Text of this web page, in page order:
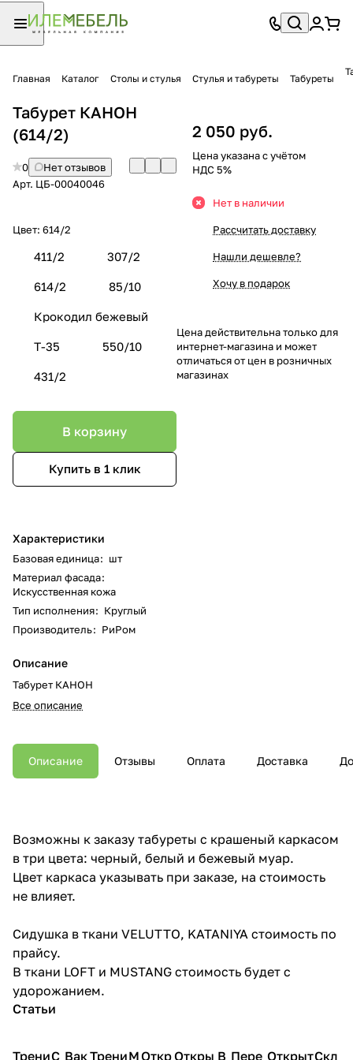
Главная Каталог Столы и стулья Стулья и табуреты Табуреты
Табурет КАНОН
(614/2)
0
Нет отзывов
Арт. ЦБ-00040046
Цвет: 614/2
411/2 307/2
614/2 85/10
Крокодил бежевый
Т-35 550/10
431/2
В корзину
Купить в 1 клик
Характеристики
Базовая единица: шт
Материал фасада:
Искусственная кожа
Тип исполнения: Круглый
Производитель: РиРом
Описание
Табурет КАНОН
Все описание
2 050 руб.
Цена указана с учётом
НДС 5%
Нет в наличии
Рассчитать доставку
Нашли дешевле?
Хочу в подарок
Цена действительна только для
интернет-магазина и может
отличаться от цен в розничных
магазинах
Описание Отзывы Оплата Доставка
Возможны к заказу табуреты с крашеный каркасом
в три цвета: черный, белый и бежевый муар.
Цвет каркаса указывать при заказе, на стоимость
не влияет.
Сидушка в ткани VELUTTO, KATANIYA стоимость по
прайсу.
В ткани LOFT и MUSTANG стоимость будет с
удорожанием.
Статьи
ТрениС ВакТрениМОткрОткры В Пере ОткрытСкл